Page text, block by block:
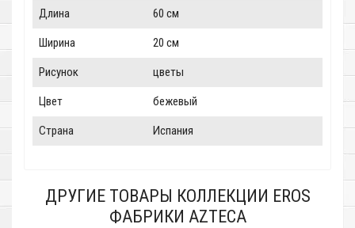
Длина 60 см
Ширина 20 см
Рисунок цветы
Цвет бежевый
Страна Испания
ДРУГИЕ ТОВАРЫ КОЛЛЕКЦИИ EROS
ФАБРИКИ AZTECA